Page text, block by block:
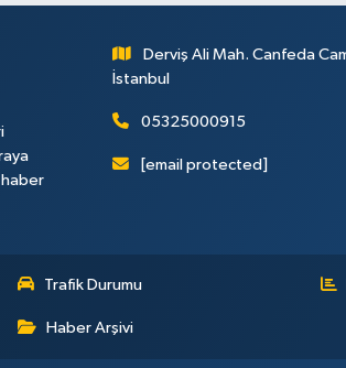
haber
Derviş Ali Mah. Canfeda
İstanbul
05325000915
[email protected]
Trafik Durumu
Haber Arşivi